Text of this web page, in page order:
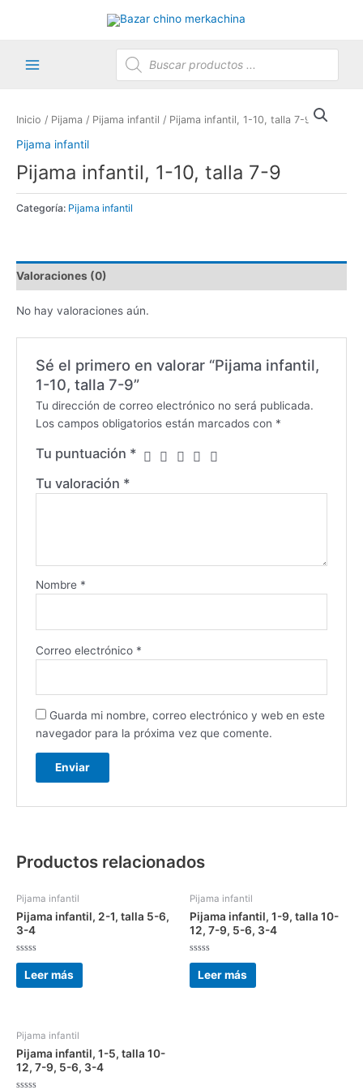
Búsqueda
de
productos
Inicio / Pijama / Pijama infantil / Pijama infantil, 1-10, talla 7-9
Pijama infantil
Pijama infantil, 1-10, talla 7-9
Categoría: Pijama infantil
Valoraciones (0)
No hay valoraciones aún.
Sé el primero en valorar “Pijama infantil,
1-10, talla 7-9”
Tu dirección de correo electrónico no será publicada.
Los campos obligatorios están marcados con *
Tu puntuación *
Tu valoración *
Nombre *
Correo electrónico *
Guarda mi nombre, correo electrónico y web en este
navegador para la próxima vez que comente.
Productos relacionados
Pijama infantil
Pijama infantil, 2-1, talla 5-6,
3-4
Valorado
con
de
Leer más
Pijama infantil
Pijama infantil, 1-9, talla 10-
12, 7-9, 5-6, 3-4
Valorado
con
de
Leer más
Pijama infantil
Pijama infantil, 1-5, talla 10-
12, 7-9, 5-6, 3-4